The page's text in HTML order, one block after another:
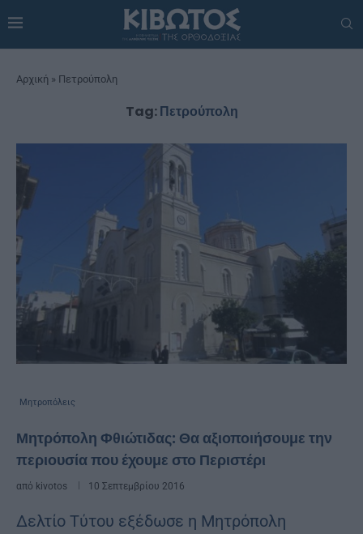
Αρχική » Πετρούπολη
Tag:Πετρούπολη
Μητροπόλεις
Μητρόπολη Φθιώτιδας: Θα αξιοποιήσουμε την
περιουσία που έχουμε στο Περιστέρι
από kivotos 10 Σεπτεμβρίου 2016
Δελτίο Τύτου εξέδωσε η Μητρόπολη